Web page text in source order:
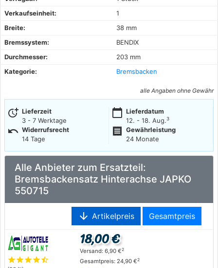
Verkaufseinheit:
1
Breite:
38 mm
Bremssystem:
BENDIX
Durchmesser:
203 mm
Kategorie:
Bremsbacken
alle Angaben ohne Gewähr
more_time Lieferzeit
3 - 7 Werktage
calendar_today Lieferdatum
12. - 18. Aug.3
undo Widerrufsrecht
14 Tage
receipt
Gewährleistung
24 Monate
Alle Anbieter zum Ersatzteil:
Bremsbackensatz Hinterachse JAPKO
550715
arrow_downward Artikelpreis Gesamtpreis
starstarstarstarstar_half
18,00 €
Versand: 6,90 €2
Gesamtpreis: 24,90 €2